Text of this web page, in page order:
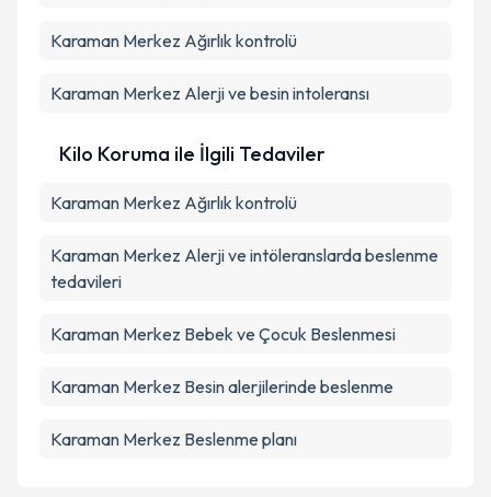
Karaman Merkez Ağırlık kontrolü
Karaman Merkez Alerji ve besin intoleransı
Kilo Koruma ile İlgili Tedaviler
Karaman Merkez Ağırlık kontrolü
Karaman Merkez Alerji ve intöleranslarda beslenme
tedavileri
Karaman Merkez Bebek ve Çocuk Beslenmesi
Karaman Merkez Besin alerjilerinde beslenme
Karaman Merkez Beslenme planı